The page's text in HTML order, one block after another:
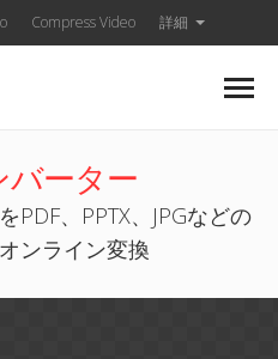
Compress Video 詳細
バーター
PDF、PPTX、JPGなどの
ンライン変換